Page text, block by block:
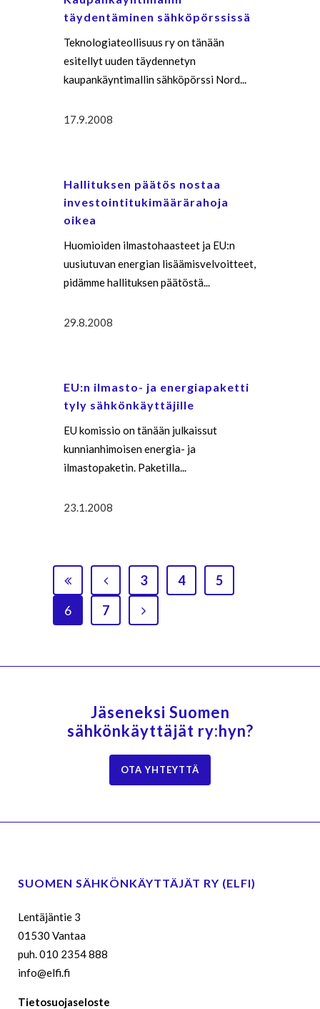
täydentäminen sähköpörssissä
Teknologiateollisuus ry on tänään
esitellyt uuden täydennetyn
kaupankäyntimallin sähköpörssi Nord...
17.9.2008
Hallituksen päätös nostaa
investointitukimäärärahoja
oikea
Huomioiden ilmastohaasteet ja EU:n
uusiutuvan energian lisäämisvelvoitteet,
pidämme hallituksen päätöstä...
29.8.2008
EU:n ilmasto- ja energiapaketti
tyly sähkönkäyttäjille
EU komissio on tänään julkaissut
kunnianhimoisen energia- ja
ilmastopaketin. Paketilla...
23.1.2008
3 4
5
6
7
Jäseneksi Suomen
sähkönkäyttäjät ry:hyn?
OTA YHTEYTTÄ
SUOMEN SÄHKÖNKÄYTTÄJÄT RY (ELFI)
Lentäjäntie 3
01530 Vantaa
puh. 010 2354 888
info@elfi.fi
Tietosuojaseloste